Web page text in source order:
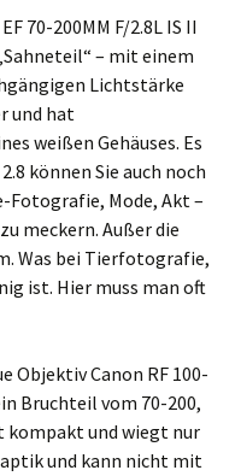
70-200MM F/2.8L IS II
– mit einem
Lichtstärke
und hat
weißen Gehäuses. Es
können Sie auch noch
Mode, Akt –
meckern. Außer die
Was bei Tierfotografie,
ist. Hier muss man oft
Objektiv Canon RF 100-
Bruchteil vom 70-200,
kompakt und wiegt nur
und kann nicht mit